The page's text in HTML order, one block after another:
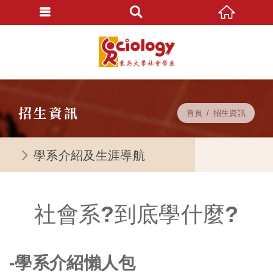
招生資訊 首頁 招生資訊
學系介紹及生涯導航
社會系?到底學什麼?
-學系介紹懶人包